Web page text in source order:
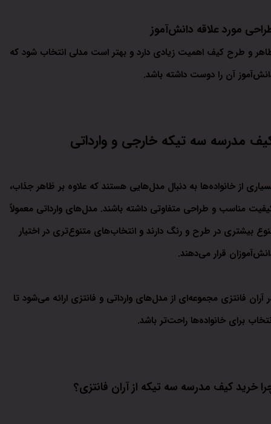
مورد علاقه دانش‌آموز
و طرح کیف اهمیت زیادی دارد و بهتر است مدلی انتخاب شود که
آن را دوست داشته باشد.
مدرسه سه تیکه خارجی و وارداتی
از خانواده‌ها به دنبال مدل‌هایی هستند که علاوه بر ظاهر جذاب،
مناسب و طراحی متفاوتی داشته باشند. مدل‌های وارداتی معمولاً
بیشتری در طرح و رنگ دارند و انتخاب‌های متنوع‌تری در اختیار
قرار می‌دهند.
آران فانتزی مجموعه‌ای از مدل‌های وارداتی و فانتزی ارائه می‌شود تا
برای خانواده‌ها راحت‌تر باشد.
خرید کیف مدرسه سه تیکه از آران فانتزی؟